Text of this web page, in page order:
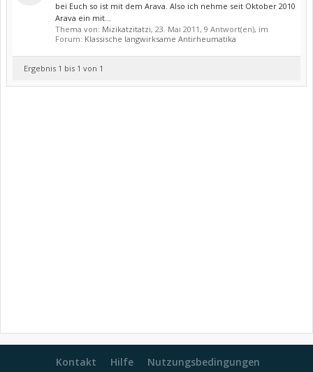
bei Euch so ist mit dem Arava. Also ich nehme seit Oktober 2010
Arava ein mit...
Thema von: Mizikatzitatzi, 23. Mai 2011, 9 Antwort(en), im
Forum: Klassische langwirksame Antirheumatika
Ergebnis 1 bis 1 von 1
Kontakt Hilfe Nutzungsbedingungen